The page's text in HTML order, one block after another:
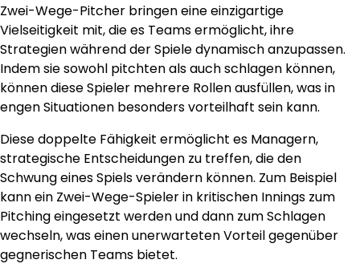
Zwei-Wege-Pitcher bringen eine einzigartige
Vielseitigkeit mit, die es Teams ermöglicht, ihre
Strategien während der Spiele dynamisch anzupassen.
Indem sie sowohl pitchten als auch schlagen können,
können diese Spieler mehrere Rollen ausfüllen, was in
engen Situationen besonders vorteilhaft sein kann.
Diese doppelte Fähigkeit ermöglicht es Managern,
strategische Entscheidungen zu treffen, die den
Schwung eines Spiels verändern können. Zum Beispiel
kann ein Zwei-Wege-Spieler in kritischen Innings zum
Pitching eingesetzt werden und dann zum Schlagen
wechseln, was einen unerwarteten Vorteil gegenüber
gegnerischen Teams bietet.